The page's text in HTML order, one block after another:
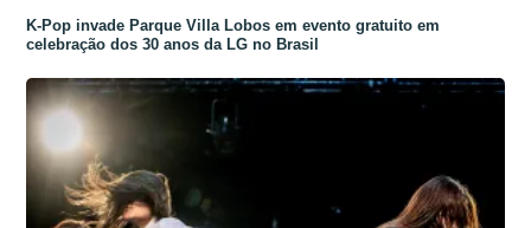
K-Pop invade Parque Villa Lobos em evento gratuito em
celebração dos 30 anos da LG no Brasil